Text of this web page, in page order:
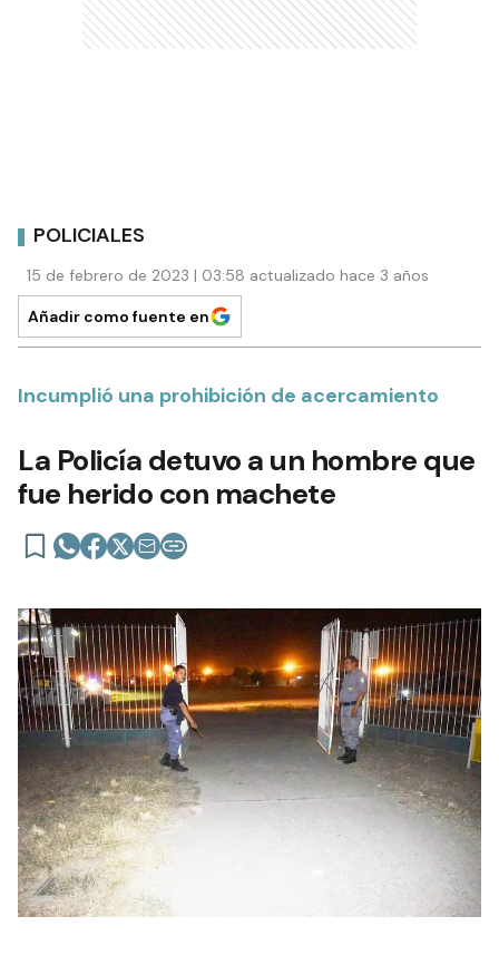
POLICIALES
15 de febrero de 2023 | 03:58 actualizado hace 3 años
Añadir como fuente en
Incumplió una prohibición de acercamiento
La Policía detuvo a un hombre que
fue herido con machete